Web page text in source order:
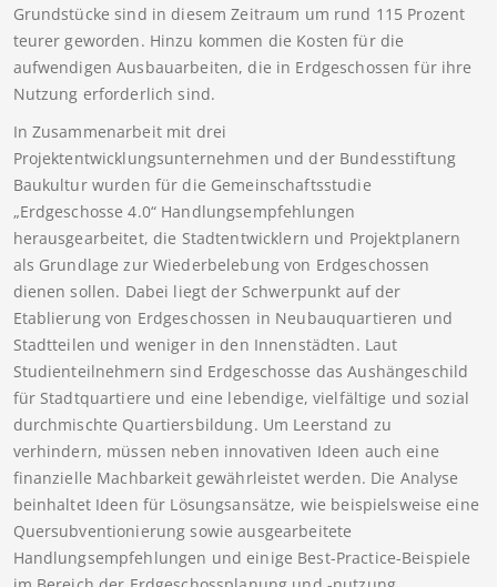
Grundstücke sind in diesem Zeitraum um rund 115 Prozent
teurer geworden. Hinzu kommen die Kosten für die
aufwendigen Ausbauarbeiten, die in Erdgeschossen für ihre
Nutzung erforderlich sind.
In Zusammenarbeit mit drei
Projektentwicklungsunternehmen und der Bundesstiftung
Baukultur wurden für die Gemeinschaftsstudie
„Erdgeschosse 4.0“ Handlungsempfehlungen
herausgearbeitet, die Stadtentwicklern und Projektplanern
als Grundlage zur Wiederbelebung von Erdgeschossen
dienen sollen. Dabei liegt der Schwerpunkt auf der
Etablierung von Erdgeschossen in Neubauquartieren und
Stadtteilen und weniger in den Innenstädten. Laut
Studienteilnehmern sind Erdgeschosse das Aushängeschild
für Stadtquartiere und eine lebendige, vielfältige und sozial
durchmischte Quartiersbildung. Um Leerstand zu
verhindern, müssen neben innovativen Ideen auch eine
finanzielle Machbarkeit gewährleistet werden. Die Analyse
beinhaltet Ideen für Lösungsansätze, wie beispielsweise eine
Quersubventionierung sowie ausgearbeitete
Handlungsempfehlungen und einige Best-Practice-Beispiele